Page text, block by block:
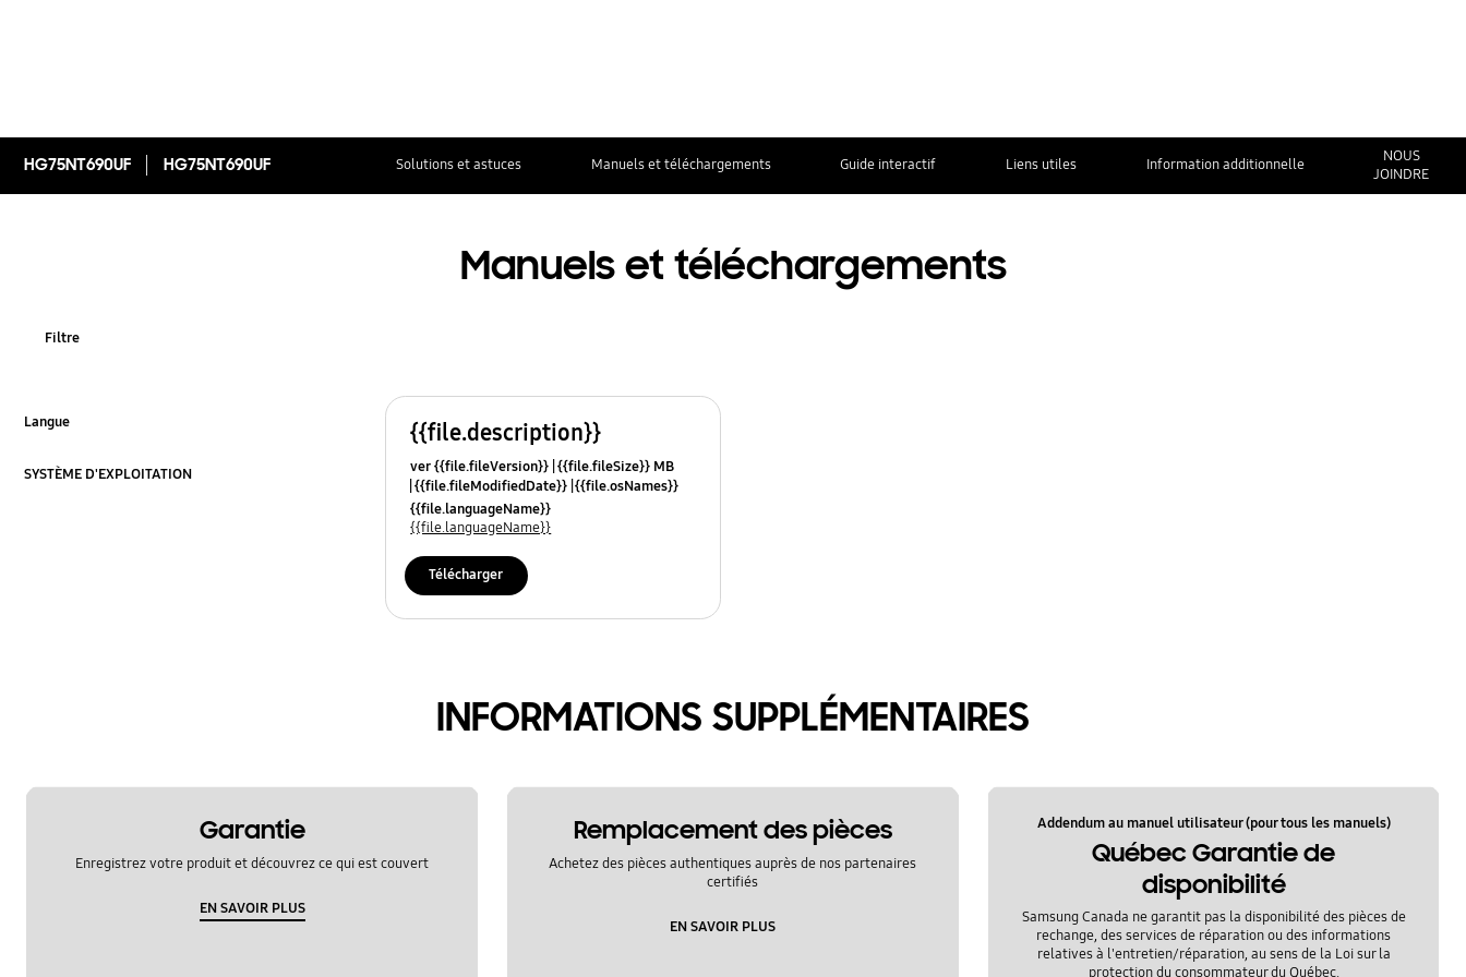
HG75NT690UF HG75NT690UF Solutions et astuces Manuels et téléchargements Guide interactif Liens utiles Information additionnelle
NOUS
JOINDRE
Manuels et téléchargements
Filtre
Langue
SYSTÈME D'EXPLOITATION
{{file.description}}
ver {{file.fileVersion}} {{file.fileSize}} MB
{{file.fileModifiedDate}} {{file.osNames}}
{{file.languageName}}
{{file.languageName}}
Télécharger
INFORMATIONS SUPPLÉMENTAIRES
Garantie
Enregistrez votre produit et découvrez ce qui est couvert
EN SAVOIR PLUS
Remplacement des pièces
Achetez des pièces authentiques auprès de nos partenaires
certifiés
EN SAVOIR PLUS
Addendum au manuel utilisateur (pour tous les manuels)
Québec Garantie de
disponibilité
Samsung Canada ne garantit pas la disponibilité des pièces de
rechange, des services de réparation ou des informations
relatives à l'entretien/réparation, au sens de la Loi sur la
protection du consommateur du Québec.